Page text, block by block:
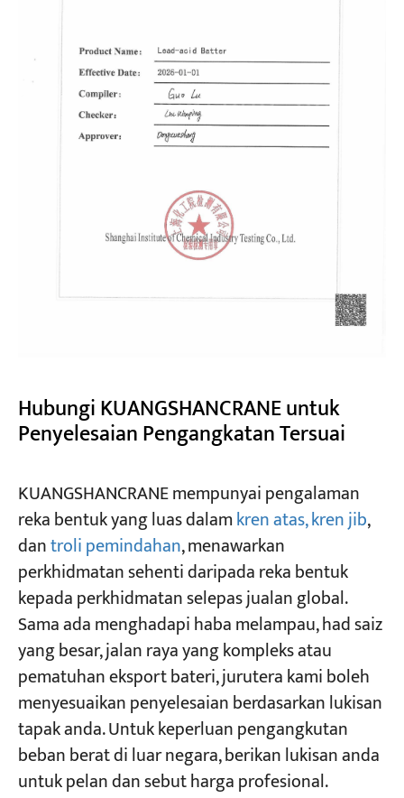
Hubungi KUANGSHANCRANE untuk
Penyelesaian Pengangkatan Tersuai
KUANGSHANCRANE mempunyai pengalaman
reka bentuk yang luas dalamkren atas, kren jib,
dantroli pemindahan, menawarkan
perkhidmatan sehenti daripada reka bentuk
kepada perkhidmatan selepas jualan global.
Sama ada menghadapi haba melampau, had saiz
yang besar, jalan raya yang kompleks atau
pematuhan eksport bateri, jurutera kami boleh
menyesuaikan penyelesaian berdasarkan lukisan
tapak anda. Untuk keperluan pengangkutan
beban berat di luar negara, berikan lukisan anda
untuk pelan dan sebut harga profesional.